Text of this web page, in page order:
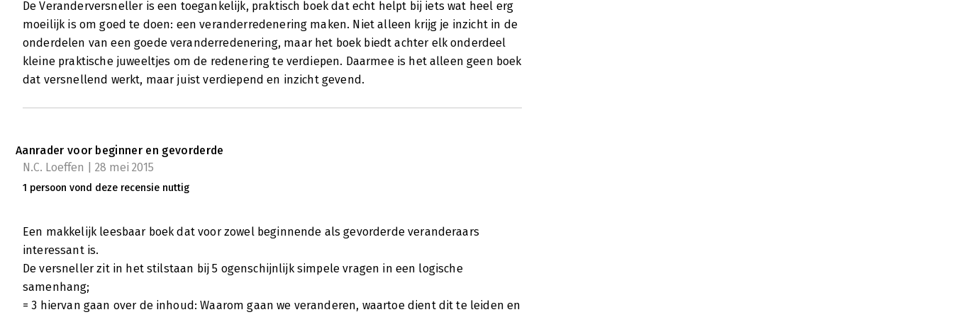
wordende ‘storytelling’.
Lees verder
De Veranderversneller
Amalia Deekman | 25 maart 2015
met het werkwoord ‘veranderen’ aan de slag te gaan, passend bij elke echt
gewenste verandering. Op gestructureerde, rationeel-logische wijze neemt Kilian
Bennebroek Gravenhorst de lezer mee op reis via vakmatig redeneren met vijf
De Veranderversneller is een toegankelijk, praktisch boek dat echt helpt bij iets wat heel erg
moeilijk is om goed te doen: een veranderredenering maken. Niet alleen krijg je inzicht in de
onderdelen van een goede veranderredenering, maar het boek biedt achter elk onderdeel
kleine praktische juweeltjes om de redenering te verdiepen. Daarmee is het alleen geen boek
dat versnellend werkt, maar juist verdiepend en inzicht gevend.
Aanrader voor beginner en gevorderde
N.C. Loeffen | 28 mei 2015
1 persoon vond deze recensie nuttig
Een makkelijk leesbaar boek dat voor zowel beginnende als gevorderde veranderaars
interessant is.
De versneller zit in het stilstaan bij 5 ogenschijnlijk simpele vragen in een logische
samenhang;
= 3 hiervan gaan over de inhoud: Waarom gaan we veranderen, waartoe dient dit te leiden en